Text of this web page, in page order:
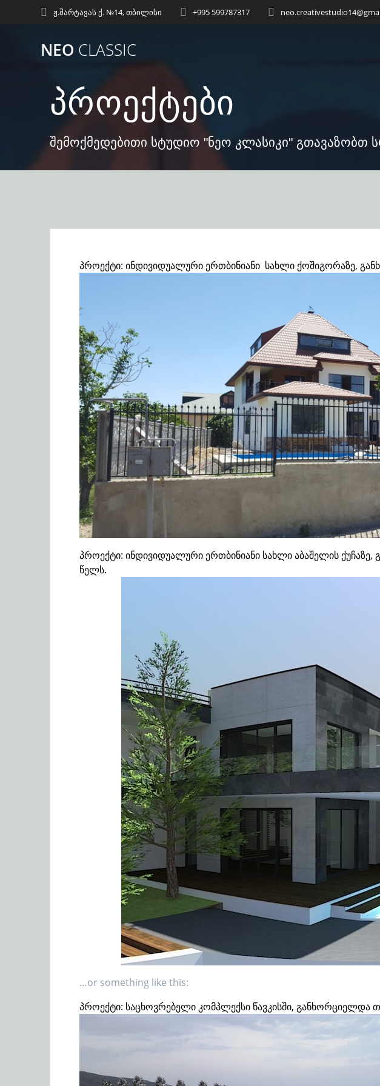
ჟ.შარტავას ქ. №14, თბილისი +995 599787317
NEO CLASSIC
პროექტები
შემოქმედებითი სტუდიო "ნეო კლასიკი" გთავაზობთ
პროექტი: ინდივიდუალური ერთბინიანი სახლი ქოშიგორაზე,
პროექტი: ინდივიდუალური ერთბინიანი სახლი აბაშელის
წელს.
…or something like this:
პროექტი: საცხოვრებელი კომპლექსი წავკისში, განხორციელდა